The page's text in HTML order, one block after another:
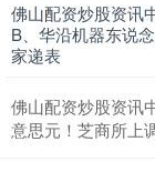
佛山配资炒股资讯
B、华沿机器东说
家递表
佛山配资炒股资讯
意思元！芝商所上